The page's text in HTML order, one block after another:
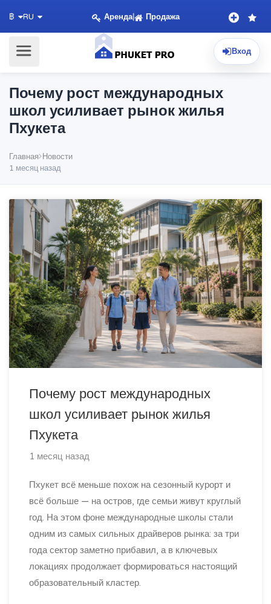
฿ RU Аренда| Продажа
Вход
Почему рост международных
школ усиливает рынок жилья
Пхукета
Главная Новости
1 месяц назад
Почему рост международных
школ усиливает рынок жилья
Пхукета
1 месяц назад
Пхукет всё меньше похож на сезонный курорт и
всё больше — на остров, где семьи живут круглый
год. На этом фоне международные школы стали
одним из самых сильных драйверов рынка: за три
года сектор заметно прибавил, а в ключевых
локациях продолжает формироваться настоящий
образовательный кластер.